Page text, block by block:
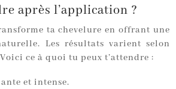
après l’application ?
ta chevelure en offrant une
Les résultats varient selon
ce à quoi tu peux t’attendre :
et intense.